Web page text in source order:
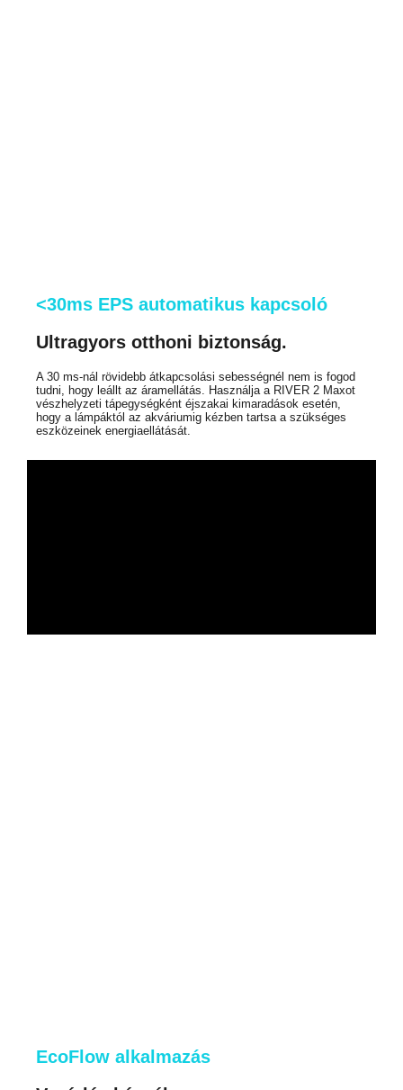
<30ms EPS automatikus kapcsoló
Ultragyors otthoni biztonság.
A 30 ms-nál rövidebb átkapcsolási sebességnél nem is fogod
tudni, hogy leállt az áramellátás. Használja a RIVER 2 Maxot
vészhelyzeti tápegységként éjszakai kimaradások esetén,
hogy a lámpáktól az akváriumig kézben tartsa a szükséges
eszközeinek energiaellátását.
EcoFlow alkalmazás